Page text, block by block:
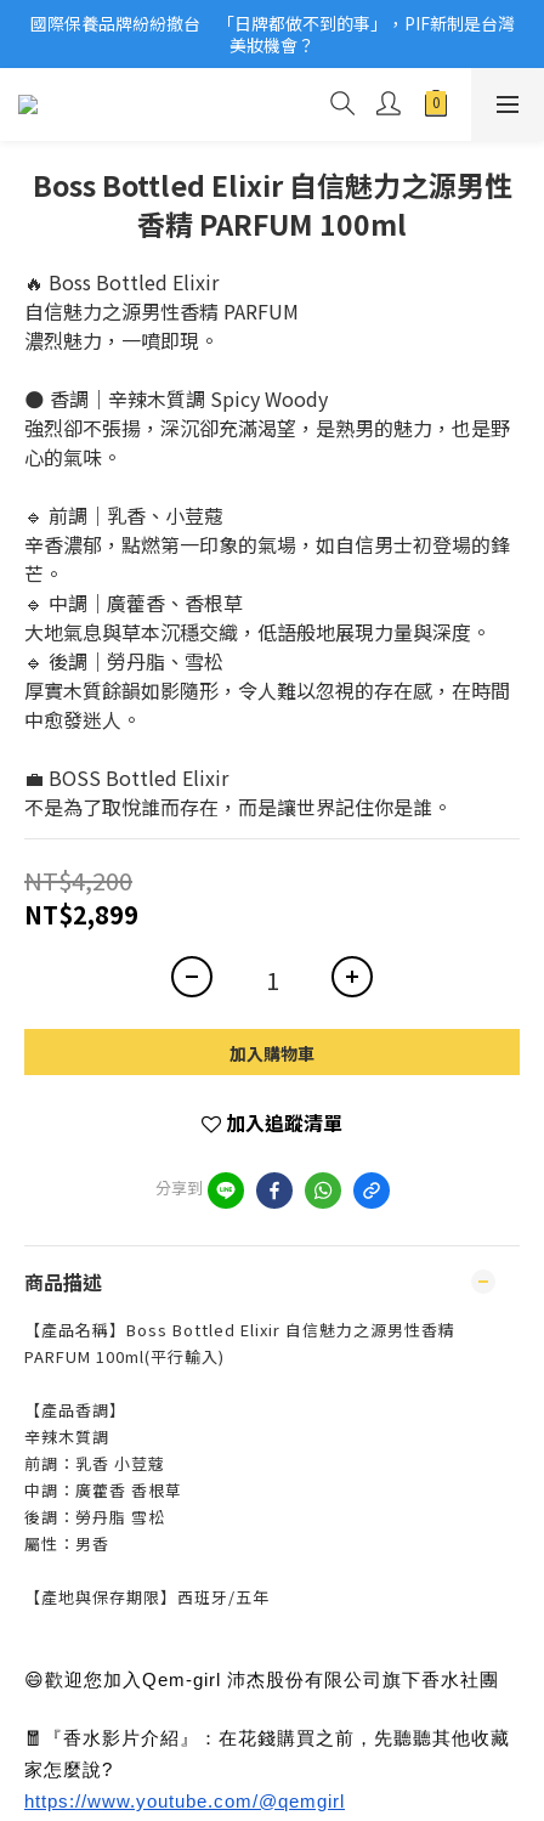
2026美妝小樣、試用品變少？PIF化妝品身分證7月上路！消費者
必懂5觀念
國際保養品牌紛紛撤台　「日牌都做不到的事」，PIF新制是台灣
美妝機會？
2026美妝小樣、試用品變少？PIF化妝品身分證7月上路！消費者
Boss Bottled Elixir 自信魅力之源男性
香精 PARFUM 100ml
🔥 Boss Bottled Elixir
自信魅力之源男性香精 PARFUM
濃烈魅力，一噴即現。
🌑 香調｜辛辣木質調 Spicy Woody
強烈卻不張揚，深沉卻充滿渴望，是熟男的魅力，也是野
心的氣味。
🔹 前調｜乳香、小荳蔻
辛香濃郁，點燃第一印象的氣場，如自信男士初登場的鋒
芒。
🔹 中調｜廣藿香、香根草
大地氣息與草本沉穩交織，低語般地展現力量與深度。
🔹 後調｜勞丹脂、雪松
厚實木質餘韻如影隨形，令人難以忽視的存在感，在時間
中愈發迷人。
💼 BOSS Bottled Elixir
不是為了取悅誰而存在，而是讓世界記住你是誰。
NT$4,200
NT$2,899
加入購物車
加入追蹤清單
分享到
商品描述
【產品名稱】Boss Bottled Elixir 自信魅力之源男性香精
PARFUM 100ml(平行輸入)
【產品香調】
辛辣木質調
前調：乳香 小荳蔻
中調：廣藿香 香根草
後調：勞丹脂 雪松
屬性：男香
【產地與保存期限】西班牙/五年
😄歡迎您加入Qem-girl 沛杰股份有限公司旗下香水社團
🧧『香水影片介紹』：在花錢購買之前，先聽聽其他收藏
家怎麼說?
https://www.youtube.com/@qemgirl